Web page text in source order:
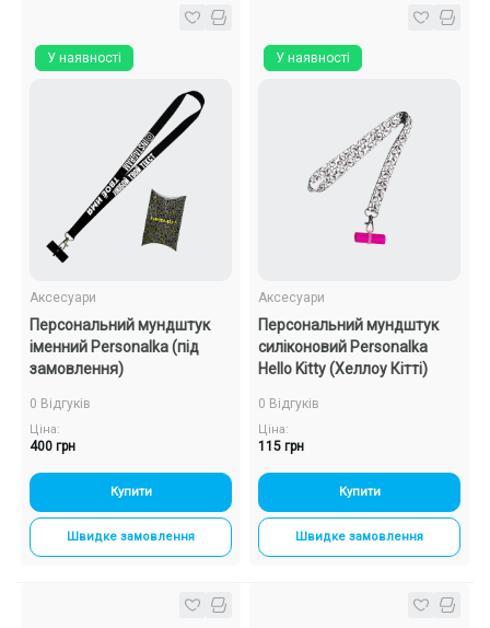
У наявності
Аксесуари
Персональний мундштук
іменний Personalka (під
замовлення)
0 Відгуків
Ціна:
400 грн
Купити
Швидке замовлення
У наявності
Аксесуари
Персональний мундштук
силіконовий Personalka
Hello Kitty (Хеллоу Кітті)
0 Відгуків
Ціна:
115 грн
Купити
Швидке замовлення